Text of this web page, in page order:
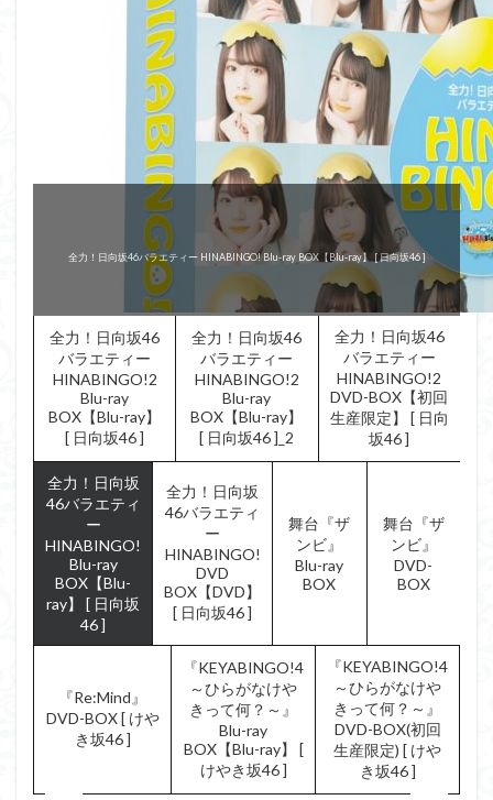
全力！日向坂46バラエティー HINABINGO!2 Blu-ray BOX【Blu-ray】 [ 日向坂46 ]
全力！日向坂46バラエティー HINABINGO!2 Blu-ray BOX【Blu-ray】 [ 日向坂46 ]
【先着特典】全力！日向坂46バラエティー HINABINGO!2 DVD-BOX(クリアファイル
付き)【初回生産限定】 [ 日向坂46 ]
全力！日向坂46バラエティー HINABINGO! Blu-ray BOX【Blu-ray】 [ 日向坂46 ]
全力！日向坂46バラエティー HINABINGO! DVD-BOX(初回生産限定) [ 日向坂46 ]
舞台『ザンビ』
Blu-ray BOX
舞台『ザンビ』
DVD-BOX
『Re:Mind』 DVD-BOX
『KEYABINGO!4』
～ひらがなけやきって何？～
Blu-ray BOX【Blu-ray】
『KEYABINGO!4』
～ひらがなけやきって何？～
DVD-BOX(初回生産限定)
全力！日向坂46
バラエティー
HINABINGO!2
Blu-ray
BOX【Blu-ray】
[ 日向坂46 ]
全力！日向坂46
バラエティー
HINABINGO!2
Blu-ray
BOX【Blu-ray】
[ 日向坂46 ]_2
全力！日向坂46
バラエティー
HINABINGO!2
DVD-BOX【初回
生産限定】 [ 日向
坂46 ]
全力！日向坂
46バラエティ
ー
HINABINGO!
Blu-ray
BOX【Blu-
ray】 [ 日向坂
46 ]
全力！日向坂
46バラエティ
ー
HINABINGO!
DVD
BOX【DVD】
[ 日向坂46 ]
舞台『ザ
ンビ』
Blu-ray
BOX
舞台『ザ
ンビ』
DVD-
BOX
『Re:Mind』
DVD-BOX [ けや
き坂46 ]
『KEYABINGO!4
～ひらがなけや
きって何？～』
Blu-ray
BOX【Blu-ray】 [
けやき坂46 ]
『KEYABINGO!4
～ひらがなけや
きって何？～』
DVD-BOX(初回
生産限定) [ けや
き坂46 ]